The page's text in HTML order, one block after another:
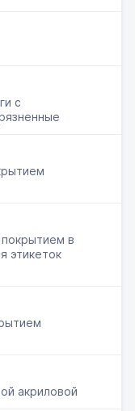
с
в
этикеток
акриловой